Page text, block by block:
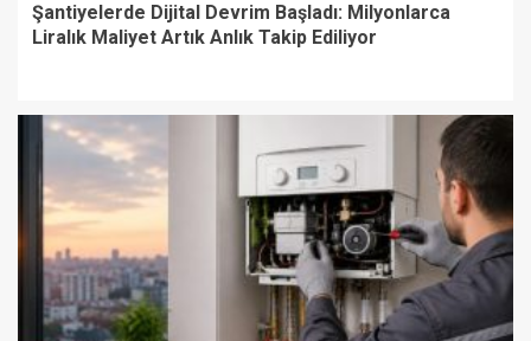
Şantiyelerde Dijital Devrim Başladı: Milyonlarca
Liralık Maliyet Artık Anlık Takip Ediliyor